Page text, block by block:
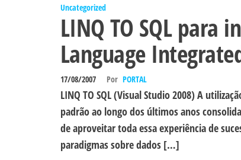
Uncategorized
LINQ TO SQL para
Language
17/08/2007 Por PORTAL
LINQ TO SQL (Visual Studio 2008) A
padrão ao longo dos últimos anos
de aproveitar toda essa experiência de
paradigmas sobre dados […]